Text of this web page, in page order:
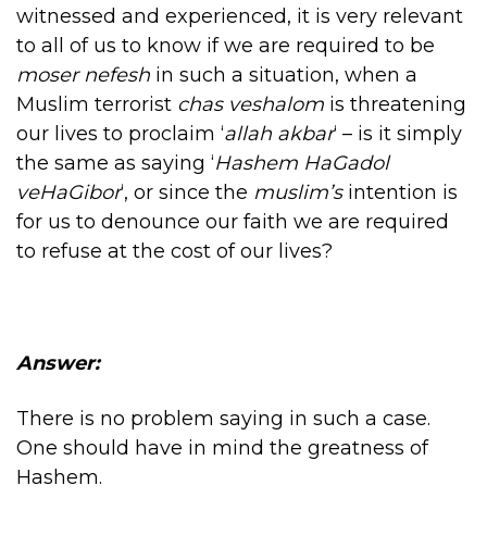
witnessed and experienced, it is very relevant
to all of us to know if we are required to be
moser nefesh in such a situation, when a
Muslim terrorist chas veshalom is threatening
our lives to proclaim ‘allah akbar‘ – is it simply
the same as saying ‘Hashem HaGadol
veHaGibor‘, or since the muslim’sintention is
for us to denounce our faith we are required
to refuse at the cost of our lives?
Answer:
There is no problem saying in such a case.
One should have in mind the greatness of
Hashem.